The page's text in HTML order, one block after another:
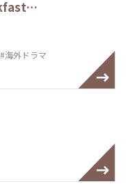
#海外ドラマ